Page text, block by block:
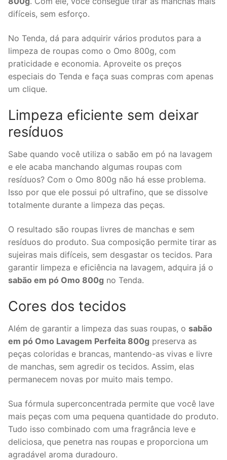
difíceis, sem esforço.
No Tenda, dá para adquirir vários produtos para a
limpeza de roupas como o Omo 800g, com
praticidade e economia. Aproveite os preços
especiais do Tenda e faça suas compras com apenas
um clique.
Limpeza eficiente sem deixar
resíduos
Sabe quando você utiliza o sabão em pó na lavagem
e ele acaba manchando algumas roupas com
resíduos? Com o Omo 800g não há esse problema.
Isso por que ele possui pó ultrafino, que se dissolve
totalmente durante a limpeza das peças.
O resultado são roupas livres de manchas e sem
resíduos do produto. Sua composição permite tirar as
sujeiras mais difíceis, sem desgastar os tecidos. Para
garantir limpeza e eficiência na lavagem, adquira já o
sabão em pó Omo 800g no Tenda.
Cores dos tecidos
Além de garantir a limpeza das suas roupas, o sabão
em pó Omo Lavagem Perfeita 800g preserva as
peças coloridas e brancas, mantendo-as vivas e livre
de manchas, sem agredir os tecidos. Assim, elas
permanecem novas por muito mais tempo.
Sua fórmula superconcentrada permite que você lave
mais peças com uma pequena quantidade do produto.
Tudo isso combinado com uma fragrância leve e
deliciosa, que penetra nas roupas e proporciona um
agradável aroma duradouro.